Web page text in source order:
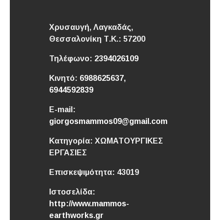
Χρυσαυγή, Λαγκαδάς,
Θεσσαλονίκη Τ.Κ.: 57200
Τηλέφωνο: 2394026109
Κινητό: 6988625637,
6944592839
E-mail:
giorgosmammos09@gmail.com
Κατηγορία: ΧΩΜΑΤΟΥΡΓΙΚΕΣ
ΕΡΓΑΣΙΕΣ
Επισκεψιμότητα: 43019
Ιστοσελίδα:
http://www.mammos-
earthworks.gr